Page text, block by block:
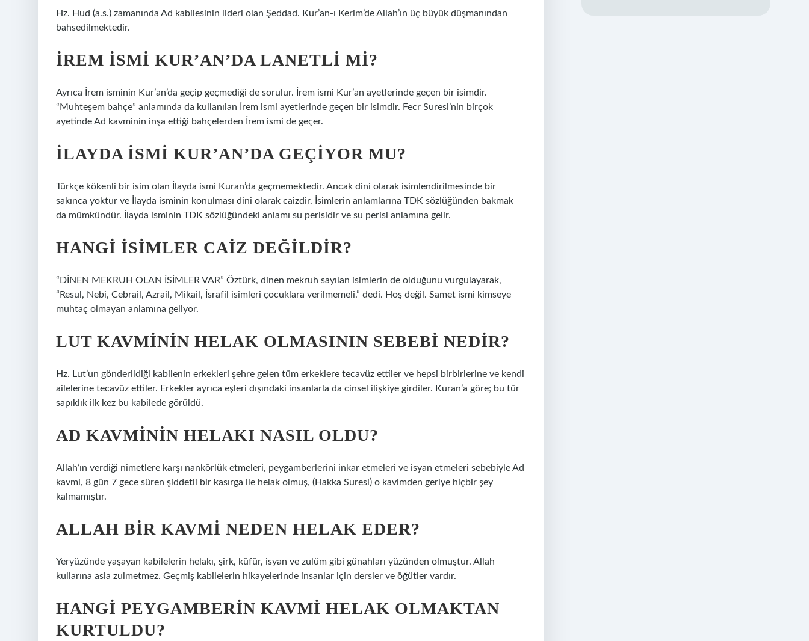
Hz. Hud (a.s.) zamanında Ad kabilesinin lideri olan Şeddad. Kur’an-ı Kerim’de Allah’ın üç büyük düşmanından
bahsedilmektedir.
İREM ISMI KUR’AN’DA LANETLI MI?
Ayrıca İrem isminin Kur’an’da geçip geçmediği de sorulur. İrem ismi Kur’an ayetlerinde geçen bir isimdir.
“Muhteşem bahçe” anlamında da kullanılan İrem ismi ayetlerinde geçen bir isimdir. Fecr Suresi’nin birçok
ayetinde Ad kavminin inşa ettiği bahçelerden İrem ismi de geçer.
İLAYDA ISMI KUR’AN’DA GEÇIYOR MU?
Türkçe kökenli bir isim olan İlayda ismi Kuran’da geçmemektedir. Ancak dini olarak isimlendirilmesinde bir
sakınca yoktur ve İlayda isminin konulması dini olarak caizdir. İsimlerin anlamlarına TDK sözlüğünden bakmak
da mümkündür. İlayda isminin TDK sözlüğündeki anlamı su perisidir ve su perisi anlamına gelir.
HANGI ISIMLER CAIZ DEĞILDIR?
“DİNEN MEKRUH OLAN İSİMLER VAR” Öztürk, dinen mekruh sayılan isimlerin de olduğunu vurgulayarak,
“Resul, Nebi, Cebrail, Azrail, Mikail, İsrafil isimleri çocuklara verilmemeli.” dedi. Hoş değil. Samet ismi kimseye
muhtaç olmayan anlamına geliyor.
LUT KAVMININ HELAK OLMASININ SEBEBI NEDIR?
Hz. Lut’un gönderildiği kabilenin erkekleri şehre gelen tüm erkeklere tecavüz ettiler ve hepsi birbirlerine ve kendi
ailelerine tecavüz ettiler. Erkekler ayrıca eşleri dışındaki insanlarla da cinsel ilişkiye girdiler. Kuran’a göre; bu tür
sapıklık ilk kez bu kabilede görüldü.
AD KAVMININ HELAKI NASIL OLDU?
Allah’ın verdiği nimetlere karşı nankörlük etmeleri, peygamberlerini inkar etmeleri ve isyan etmeleri sebebiyle Ad
kavmi, 8 gün 7 gece süren şiddetli bir kasırga ile helak olmuş, (Hakka Suresi) o kavimden geriye hiçbir şey
kalmamıştır.
ALLAH BIR KAVMI NEDEN HELAK EDER?
Yeryüzünde yaşayan kabilelerin helakı, şirk, küfür, isyan ve zulüm gibi günahları yüzünden olmuştur. Allah
kullarına asla zulmetmez. Geçmiş kabilelerin hikayelerinde insanlar için dersler ve öğütler vardır.
HANGI PEYGAMBERIN KAVMI HELAK OLMAKTAN
KURTULDU?